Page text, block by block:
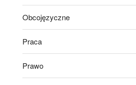
Obcojęzyczne
Praca
Prawo